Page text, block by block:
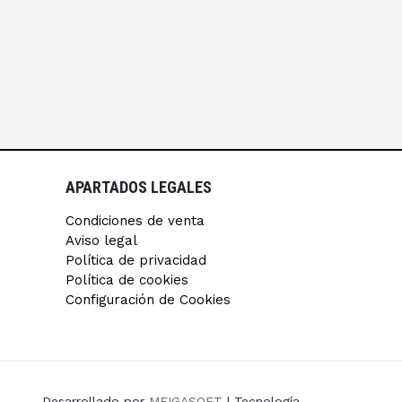
APARTADOS LEGALES
Condiciones de venta
Aviso legal
Política de privacidad
Política de cookies
Configuración de Cookies